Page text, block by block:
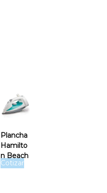
Plancha
Hamilto
n Beach
Cotizar